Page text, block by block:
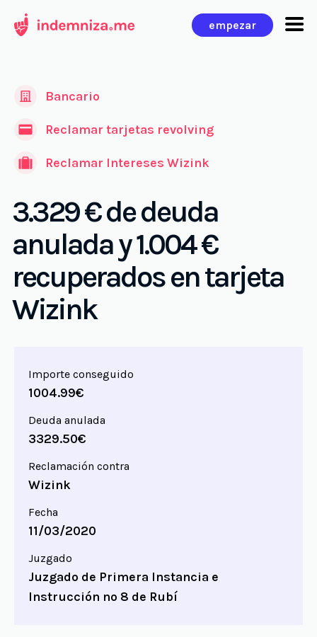
empezar
Bancario
Reclamar tarjetas revolving
Reclamar Intereses Wizink
3.329 € de deuda
anulada y 1.004 €
recuperados en tarjeta
Wizink
Importe conseguido
1004.99€
Deuda anulada
3329.50€
Reclamación contra
Wizink
Fecha
11/03/2020
Juzgado
Juzgado de Primera Instancia e
Instrucción nº 8 de Rubí